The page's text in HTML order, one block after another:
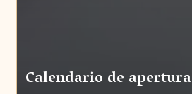
Calendario de apertura